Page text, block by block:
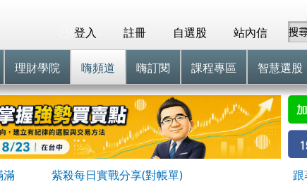
站內信
自選股
註冊
登入
理財學院 嗨頻道 嗨訂閱 課程專區 智慧選股
滿 紫殺每日實戰分享(對帳單)